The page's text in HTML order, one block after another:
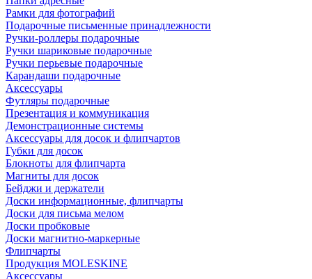
Рамки для фотографий
Подарочные письменные принадлежности
Ручки-роллеры подарочные
Ручки шариковые подарочные
Ручки перьевые подарочные
Карандаши подарочные
Аксессуары
Футляры подарочные
Презентация и коммуникация
Демонстрационные системы
Аксессуары для досок и флипчартов
Губки для досок
Блокноты для флипчарта
Магниты для досок
Бейджи и держатели
Доски информационные, флипчарты
Доски для письма мелом
Доски пробковые
Доски магнитно-маркерные
Флипчарты
Продукция MOLESKINE
Аксессуары